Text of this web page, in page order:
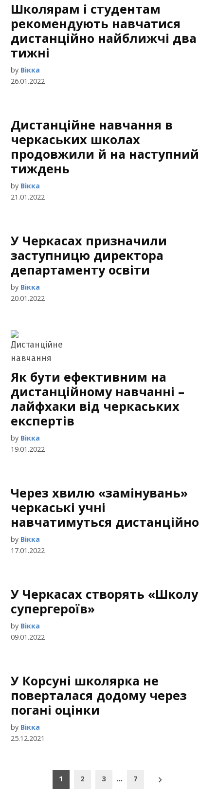
Школярам і студентам
рекомендують навчатися
дистанційно найближчі два
тижні
by Вікка
26.01.2022
Дистанційне навчання в
черкаських школах
продовжили й на наступний
тиждень
by Вікка
21.01.2022
У Черкасах призначили
заступницю директора
департаменту освіти
by Вікка
20.01.2022
Як бути ефективним на
дистанційному навчанні –
лайфхаки від черкаських
експертів
by Вікка
19.01.2022
Через хвилю «замінувань»
черкаські учні
навчатимуться дистанційно
by Вікка
17.01.2022
У Черкасах створять «Школу
супергероїв»
by Вікка
09.01.2022
У Корсуні школярка не
поверталася додому через
погані оцінки
by Вікка
25.12.2021
Пагінація
1 2 3 … 7